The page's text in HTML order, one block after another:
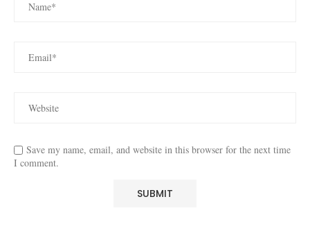
Save my name, email, and website in this browser for the next time
I comment.